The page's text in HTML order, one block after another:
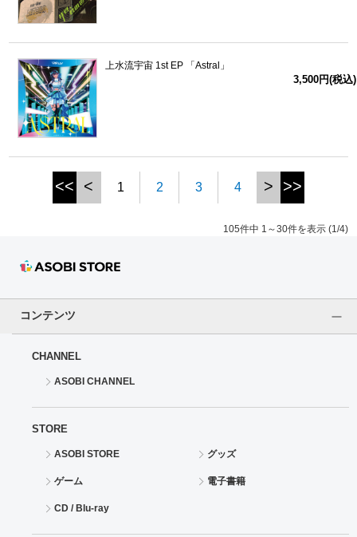
上水流宇宙 1st EP 「Astral」
3,500円(税込)
<< < 1 2 3 4 > >>
105件中 1～30件を表示 (1/4)
コンテンツ
CHANNEL
ASOBI CHANNEL
STORE
ASOBI STORE グッズ
ゲーム 電子書籍
CD / Blu-ray